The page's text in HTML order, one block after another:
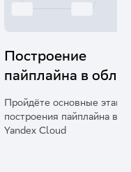
Построение
пайплайна в
Пройдёте основные этапы
построения пайплайна в
Yandex Cloud